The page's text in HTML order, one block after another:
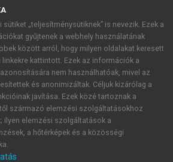
FIÓKKAL
„teljesítménysütiknek” is nevezik. Ezek a
gyűjtenek a webhely használatának
között arról, hogy milyen oldalakat keresett
linkekre kattintott. Ezek az információk a
nem használhatóak, mivel az
és anonimizáltak. Céljuk kizárólag a
javítása. Ezek közé tartoznak a
származó elemzési szolgáltatásokhoz
ilyen elemzési szolgáltatások a
a hőtérképek és a közösségi